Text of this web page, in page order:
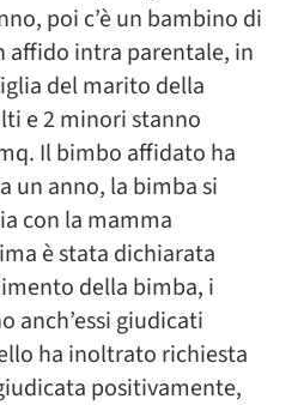
poi c’è un bambino di
affido intra parentale, in
del marito della
e 2 minori stanno
Il bimbo affidato ha
un anno, la bimba si
con la mamma
è stata dichiarata
della bimba, i
anch’essi giudicati
ha inoltrato richiesta
positivamente,